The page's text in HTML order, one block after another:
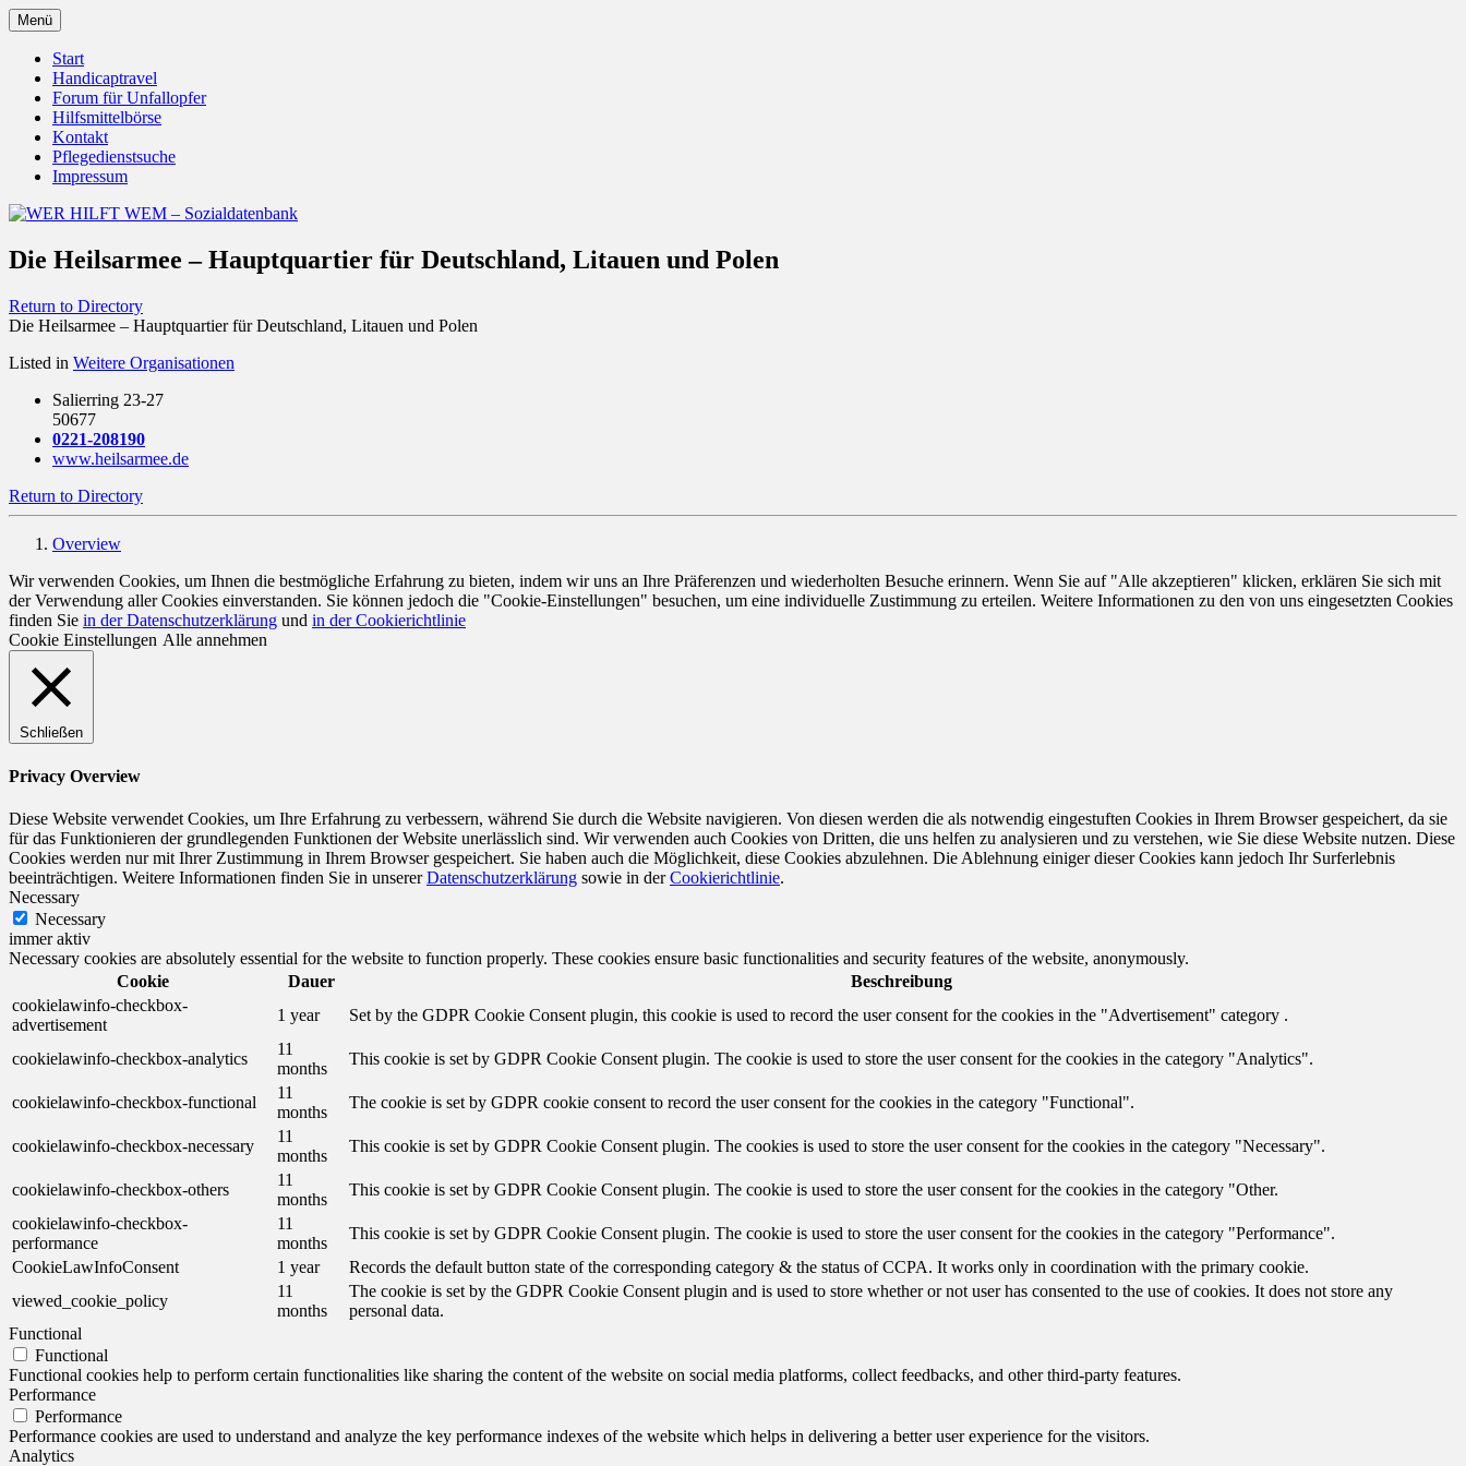
Zum
Inhalt
springen
WER HILFT WEM – Sozialdatenbank
Menü
Start
Handicaptravel
Forum für Unfallopfer
Hilfsmittelbörse
Kontakt
Pflegedienstsuche
Impressum
Die Heilsarmee – Hauptquartier für Deutschland, Litauen und Polen
Return to Directory
Die Heilsarmee – Hauptquartier für Deutschland, Litauen und Polen
Listed in Weitere Organisationen
Salierring 23-27
50677
0221-208190
www.heilsarmee.de
Return to Directory
Overview
Wir verwenden Cookies, um Ihnen die bestmögliche Erfahrung zu bieten, indem wir uns an Ihre Präferenzen und wiederholten Besuche erinnern. Wenn Sie auf "Alle akzeptieren" klicken, erklären Sie sich mit
der Verwendung aller Cookies einverstanden. Sie können jedoch die "Cookie-Einstellungen" besuchen, um eine individuelle Zustimmung zu erteilen. Weitere Informationen zu den von uns eingesetzten Cookies
finden Sie in der Datenschutzerklärung und in der Cookierichtlinie
Cookie Einstellungen Alle annehmen
Schließen
Privacy Overview
Diese Website verwendet Cookies, um Ihre Erfahrung zu verbessern, während Sie durch die Website navigieren. Von diesen werden die als notwendig eingestuften Cookies in Ihrem Browser gespeichert, da sie
für das Funktionieren der grundlegenden Funktionen der Website unerlässlich sind. Wir verwenden auch Cookies von Dritten, die uns helfen zu analysieren und zu verstehen, wie Sie diese Website nutzen. Diese
Cookies werden nur mit Ihrer Zustimmung in Ihrem Browser gespeichert. Sie haben auch die Möglichkeit, diese Cookies abzulehnen. Die Ablehnung einiger dieser Cookies kann jedoch Ihr Surferlebnis
beeinträchtigen. Weitere Informationen finden Sie in unsererDatenschutzerklärung sowie in derCookierichtlinie.
Necessary
Necessary
immer aktiv
Necessary cookies are absolutely essential for the website to function properly. These cookies ensure basic functionalities and security features of the website, anonymously.
Cookie
Dauer
Beschreibung
cookielawinfo-checkbox-
advertisement
1 year Set by the GDPR Cookie Consent plugin, this cookie is used to record the user consent for the cookies in the "Advertisement" category .
cookielawinfo-checkbox-analytics
11
months
This cookie is set by GDPR Cookie Consent plugin. The cookie is used to store the user consent for the cookies in the category "Analytics".
cookielawinfo-checkbox-functional
11
months
The cookie is set by GDPR cookie consent to record the user consent for the cookies in the category "Functional".
cookielawinfo-checkbox-necessary
11
months
This cookie is set by GDPR Cookie Consent plugin. The cookies is used to store the user consent for the cookies in the category "Necessary".
cookielawinfo-checkbox-others
11
months
This cookie is set by GDPR Cookie Consent plugin. The cookie is used to store the user consent for the cookies in the category "Other.
cookielawinfo-checkbox-
performance
11
months
This cookie is set by GDPR Cookie Consent plugin. The cookie is used to store the user consent for the cookies in the category "Performance".
CookieLawInfoConsent
1 year
Records the default button state of the corresponding category & the status of CCPA. It works only in coordination with the primary cookie.
viewed_cookie_policy
11
months
The cookie is set by the GDPR Cookie Consent plugin and is used to store whether or not user has consented to the use of cookies. It does not store any
personal data.
Functional
Functional
Functional cookies help to perform certain functionalities like sharing the content of the website on social media platforms, collect feedbacks, and other third-party features.
Performance
Performance
Performance cookies are used to understand and analyze the key performance indexes of the website which helps in delivering a better user experience for the visitors.
Analytics